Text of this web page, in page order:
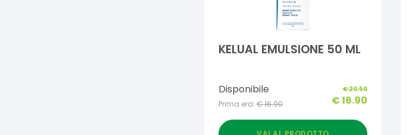
KELUAL EMULSIONE 50 ML
Disponibile
Prima era: €16.90
€20.50
€16.90